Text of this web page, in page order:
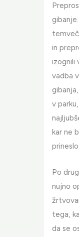
in
izognili
vadba
v
kar ne
Po
nujno
tega,
da se